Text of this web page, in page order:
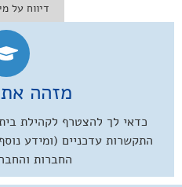
דיווח על
מזהה
כדאי לך להצטרף לקהילת
התקשרות עדכניים (ומידע
החברות